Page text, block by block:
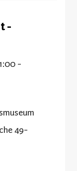
-
-
49-